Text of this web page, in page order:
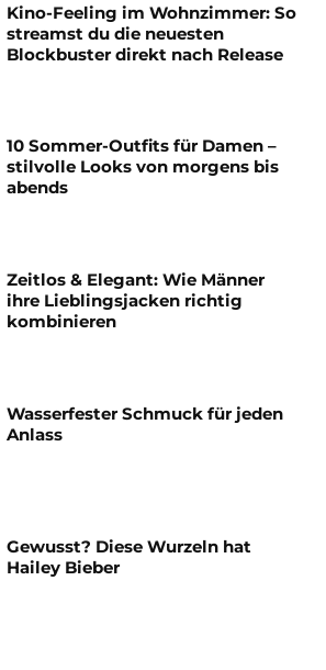
Kino-Feeling im Wohnzimmer: So
streamst du die neuesten
Blockbuster direkt nach Release
10 Sommer-Outfits für Damen –
stilvolle Looks von morgens bis
abends
Zeitlos & Elegant: Wie Männer
ihre Lieblingsjacken richtig
kombinieren
Wasserfester Schmuck für jeden
Anlass
Gewusst? Diese Wurzeln hat
Hailey Bieber